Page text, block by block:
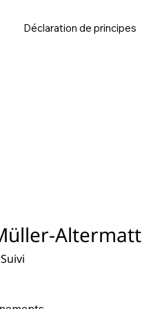
Déclaration de principes
Altermatt
Suivi